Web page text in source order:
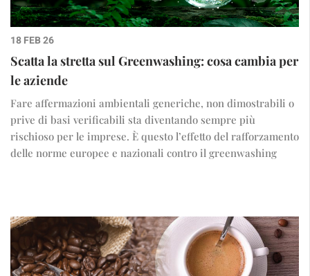
18 FEB 26
Scatta la stretta sul Greenwashing: cosa cambia per
le aziende
Fare affermazioni ambientali generiche, non dimostrabili o
prive di basi verificabili sta diventando sempre più
rischioso per le imprese. È questo l’effetto del rafforzamento
delle norme europee e nazionali contro il greenwashing